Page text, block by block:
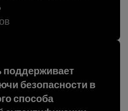
поддерживает
безопасности в
способа